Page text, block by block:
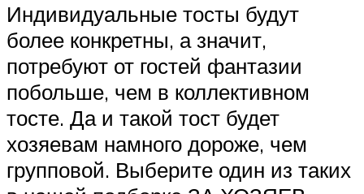
Индивидуальные тосты будут
более конкретны, а значит,
потребуют от гостей фантазии
побольше, чем в коллективном
тосте. Да и такой тост будет
хозяевам намного дороже, чем
групповой. Выберите один из таких